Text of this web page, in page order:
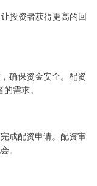
投资者获得更高的回
确保资金安全。配资
需求。
成配资申请。配资审
。